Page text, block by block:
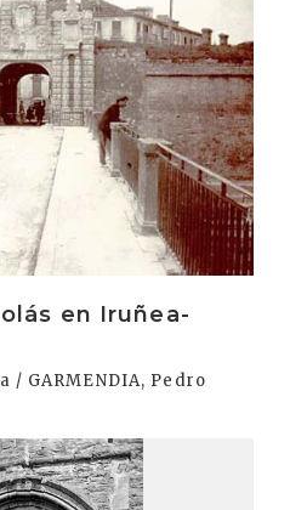
en Iruñea-
/ GARMENDIA, Pedro